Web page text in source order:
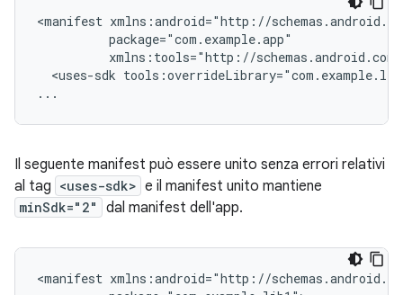
<manifest
<uses-sdk
...
Il seguente manifest può essere unito senza errori relativi
al tag <uses-sdk> e il manifest unito mantiene
minSdk="2" dal manifest dell'app.
<manifest